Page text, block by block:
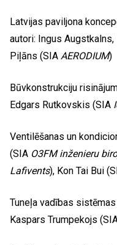
Latvijas paviljona
autori: Ingus
Piļāns (SIA AERODIUM)
Būvkonstrukciju
Edgars Rutkovskis (SIA
Ventilēšanas un
(SIA O3FM inženieru
Lafivents), Kon Tai Bui
Tuneļa vadības
Kaspars Trumpekojs